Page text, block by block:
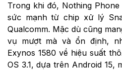
Trong khi đó, Nothing
sức mạnh từ chip xử lý
Qualcomm. Mặc dù cũng
vụ mượt mà và ổn định,
Exynos 1580 về hiệu suất
OS 3.1, dựa trên Android 15,